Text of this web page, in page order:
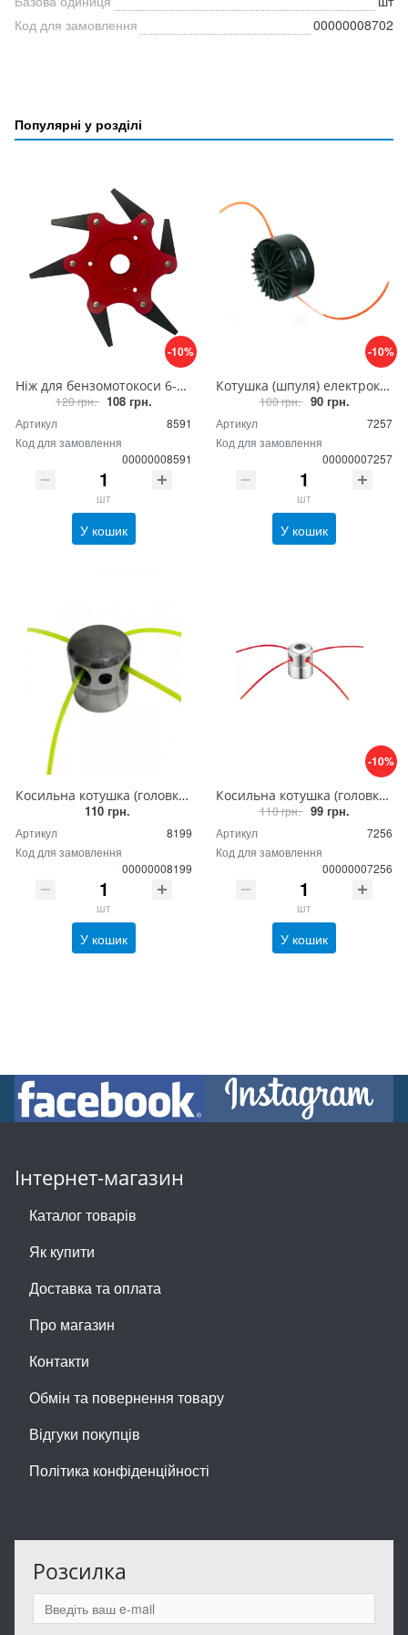
Код для замовлення
00000008702
Популярні у розділі
-10%
Ніж для бензомотокоси 6-ти сегментний, ніж для бензокоси плоский шестисегментний
120 грн. 108 грн.
Артикул
8591
Код для замовлення
00000008591
шт
У кошик
-10%
Котушка (шпуля) електрокоси d-8мм, триммер для електрокоси
100 грн. 90 грн.
Артикул
7257
Код для замовлення
00000007257
шт
У кошик
Косильна котушка (головка) для мотокоси алюмінієва, з боковим фікатором волосіні
110 грн.
Артикул
8199
Код для замовлення
00000008199
шт
У кошик
-10%
Косильна котушка (головка) для мотокоси Sturm алюмінієва, (шпуля для бензокоси)
110 грн. 99 грн.
Артикул
7256
Код для замовлення
00000007256
шт
У кошик
Інтернет-магазин
Каталог товарів
Як купити
Доставка та оплата
Про магазин
Контакти
Обмін та повернення товару
Відгуки покупців
Політика конфіденційності
Розсилка